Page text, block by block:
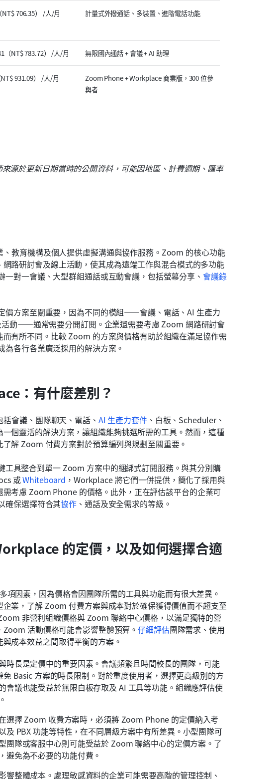
NT$ 706.35） /人/月 計量式外撥通話、多裝置、進階電話功能
（NT$ 783.72） /人/月 無限國內通話 + 會議 + AI 助理
931.09） /人/月
Zoom Phone + Workplace 商業版，300 位參
與者
源於更新日期當時的公開資料，可能因地區、計費週期、匯率
教育機構及個人提供虛擬溝通與協作服務。Zoom 的核心功能
網路研討會及線上活動，使其成為遠端工作與混合模式的多功能
對一會議、大型群組通話或互動會議，包括螢幕分享、 會議錄
價方案至關重要，因為不同的模組——會議、電話、AI 生產力
動——通常需要分開訂閱。企業還需要考慮 Zoom 網路研討會
有所不同。比較 Zoom 的方案與價格有助於組織在滿足協作需
各行各業廣泛採用的解決方案。
：有什麼差別？
會議、團隊聊天、電話、 AI 生產力套件、白板、Scheduler、
一個靈活的解決方案，讓組織能夠挑選所需的工具。然而，這種
解 Zoom 付費方案對於預算編列與規劃至關重要。
工具整合到單一 Zoom 方案中的綑綁式訂閱服務。與其分別購
或 Whiteboard ，Workplace 將它們一併提供，簡化了採用與
考慮 Zoom Phone 的價格。此外，正在評估該平台的企業可
確保選擇符合其協作 、通話及安全需求的等級。
的定價，以及如何選擇合適
因素，因為價格會因團隊所需的工具與功能而有很大差異。
業，了解 Zoom 付費方案與成本對於確保獲得價值而不超支至
非營利組織價格與 Zoom 聯絡中心價格，以滿足獨特的營
活動價格可能會影響整體預算。仔細評估團隊需求、使用
成本效益之間取得平衡的方案。
時長是定價中的重要因素。會議頻繁且時間較長的團隊，可能
Basic 方案的時長限制。對於重度使用者，選擇更高級別的方
會議也能受益於無限白板存取及 AI 工具等功能。組織應評估使
選擇 Zoom 收費方案時，必須將 Zoom Phone 的定價納入考
及 PBX 功能等特性，在不同層級方案中有所差異。小型團隊可
團隊或客服中心則可能受益於 Zoom 聯絡中心的定價方案。了
避免為不必要的功能付費。
響整體成本。處理敏感資料的企業可能需要高階的管理控制、